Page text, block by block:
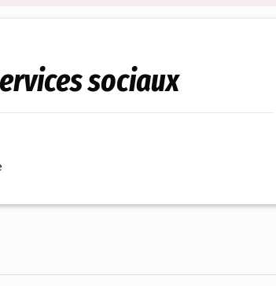
sociaux